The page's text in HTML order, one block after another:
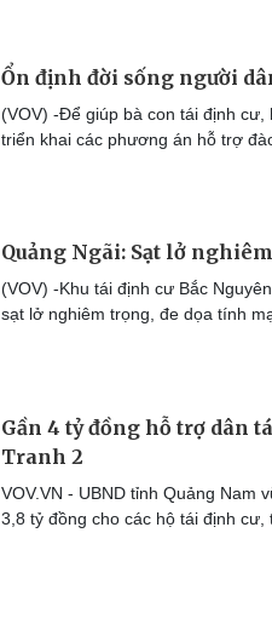
Ổn định đời sống người
(VOV) -Để giúp bà con tái định cư,
triển khai các phương án hỗ trợ
Quảng Ngãi: Sạt lở
(VOV) -Khu tái định cư Bắc
sạt lở nghiêm trọng, đe dọa tính
Gần 4 tỷ đồng hỗ trợ dân
Tranh 2
VOV.VN - UBND tỉnh Quảng Nam
3,8 tỷ đồng cho các hộ tái định cư,